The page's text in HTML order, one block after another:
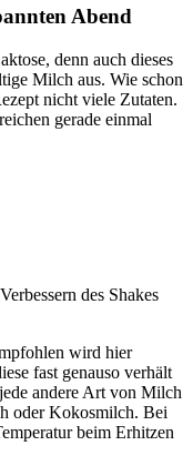
Abend
denn auch dieses
Milch aus. Wie schon
nicht viele Zutaten.
gerade einmal
des Shakes
wird hier
fast genauso verhält
andere Art von Milch
oder Kokosmilch. Bei
beim Erhitzen